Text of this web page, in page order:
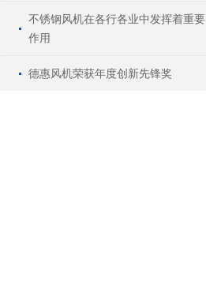
不锈钢风机在各行各业中发挥着重要
作用
德惠风机荣获年度创新先锋奖